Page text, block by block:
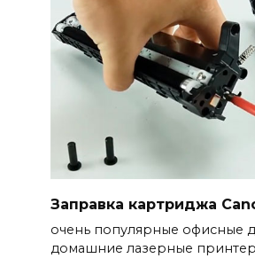
Заправка картриджа
очень популярные офисные
домашние лазерные